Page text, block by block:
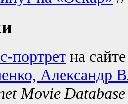
портрет на
Александр
Movie Database